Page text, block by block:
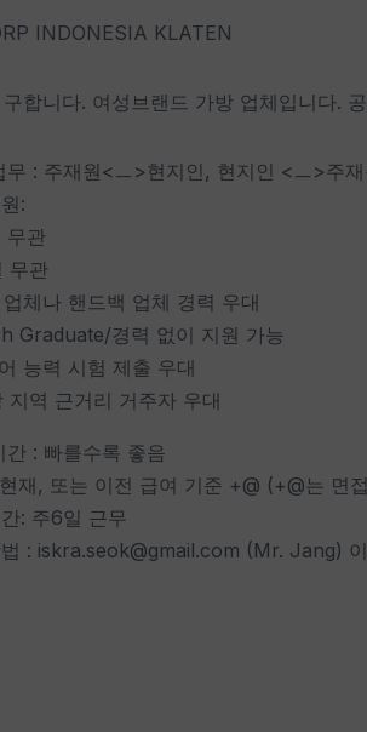
INDONESIA KLATEN
합니다. 여성브랜드 가방 업체입니다.
무 : 주재원<ㅡ>현지인, 현지인 <ㅡ>주
:
무관
무관
체나 핸드백 업체 경력 우대
Graduate/경력 없이 지원 가능
능력 시험 제출 우대
지역 근거리 거주자 우대
간 : 빠를수록 좋음
재, 또는 이전 급여 기준 +@ (+@는 면
: 주6일 근무
: iskra.seok@gmail.com (Mr. Jang)